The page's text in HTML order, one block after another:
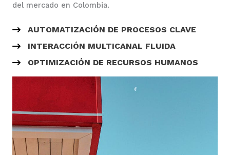
del mercado en Colombia.
AUTOMATIZACIÓN DE PROCESOS CLAVE
INTERACCIÓN MULTICANAL FLUIDA
OPTIMIZACIÓN DE RECURSOS HUMANOS